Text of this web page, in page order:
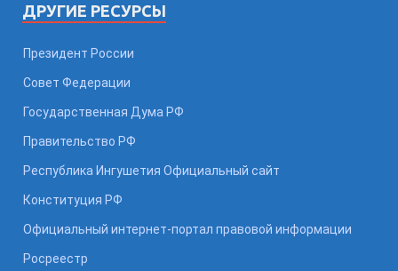
ДРУГИЕ РЕСУРСЫ
Президент России
Совет Федерации
Государственная Дума РФ
Правительство РФ
Республика Ингушетия Официальный сайт
Конституция РФ
Официальный интернет-портал правовой информации
Росреестр